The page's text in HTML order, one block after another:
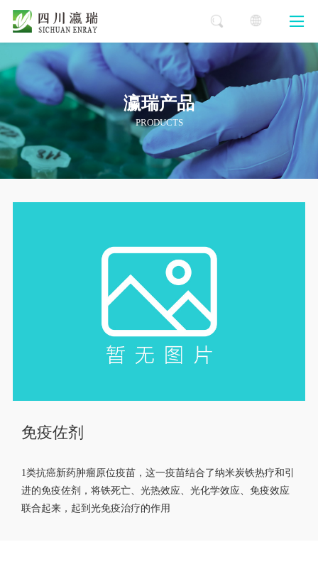
瀛瑞产品
PRODUCTS
免疫佐剂
1类抗癌新药肿瘤原位疫苗，这一疫苗结合了纳米炭铁热疗和引
进的免疫佐剂，将铁死亡、光热效应、光化学效应、免疫效应
联合起来，起到光免疫治疗的作用